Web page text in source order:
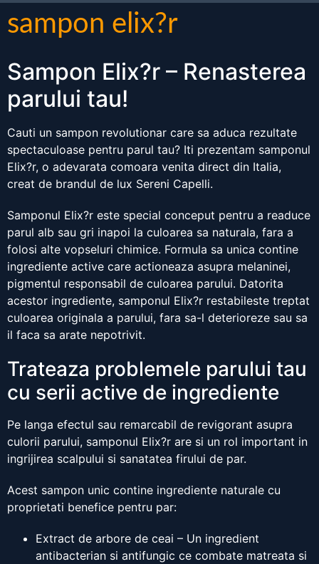
sampon elix?r
Sampon Elix?r – Renasterea
parului tau!
Cauti un sampon revolutionar care sa aduca rezultate
spectaculoase pentru parul tau? Iti prezentam samponul
Elix?r, o adevarata comoara venita direct din Italia,
creat de brandul de lux Sereni Capelli.
Samponul Elix?r este special conceput pentru a readuce
parul alb sau gri inapoi la culoarea sa naturala, fara a
folosi alte vopseluri chimice. Formula sa unica contine
ingrediente active care actioneaza asupra melaninei,
pigmentul responsabil de culoarea parului. Datorita
acestor ingrediente, samponul Elix?r restabileste treptat
culoarea originala a parului, fara sa-l deterioreze sau sa
il faca sa arate nepotrivit.
Trateaza problemele parului tau
cu serii active de ingrediente
Pe langa efectul sau remarcabil de revigorant asupra
culorii parului, samponul Elix?r are si un rol important in
ingrijirea scalpului si sanatatea firului de par.
Acest sampon unic contine ingrediente naturale cu
proprietati benefice pentru par:
Extract de arbore de ceai – Un ingredient
antibacterian si antifungic ce combate matreata si